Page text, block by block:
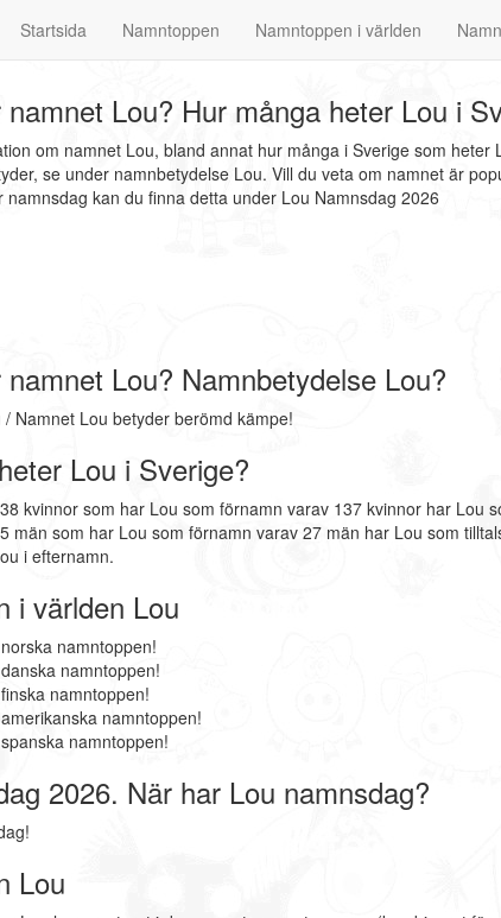
Startsida Namntoppen Namntoppen i världen Namn
Lou? Hur många heter Lou i
om namnet Lou, bland annat hur många i Sverige som
se under namnbetydelse Lou. Vill du veta om namnet är
namnsdag kan du finna detta under Lou Namnsdag 2026
Lou? Namnbetydelse Lou?
Namnet Lou betyder berömd kämpe!
Lou i Sverige?
kvinnor som har Lou som förnamn varav 137 kvinnor har Lou
män som har Lou som förnamn varav 27 män har Lou som
i efternamn.
i världen Lou
namntoppen!
namntoppen!
namntoppen!
namntoppen!
namntoppen!
2026. När har Lou namnsdag?
Lou